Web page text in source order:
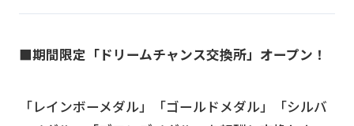
■期間限定「ドリームチャンス交換所」オープン！
「レインボーメダル」「ゴールドメダル」「シルバ